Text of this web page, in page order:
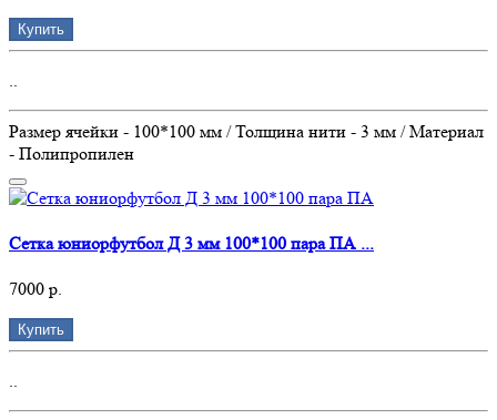
Купить
..
Размер ячейки - 100*100 мм / Толщина нити - 3 мм / Материал
- Полипропилен
Сетка юниорфутбол Д 3 мм 100*100 пара ПА ...
7000 р.
Купить
..